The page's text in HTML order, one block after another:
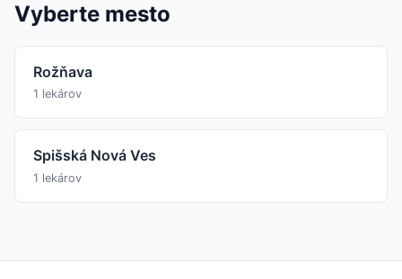
Vyberte mesto
Rožňava
1 lekárov
Spišská Nová Ves
1 lekárov